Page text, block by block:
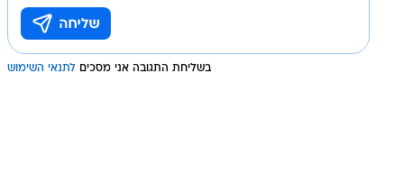
בשליחת התגובה אני מסכים לתנאי השימוש